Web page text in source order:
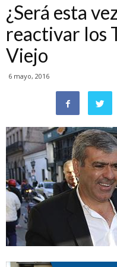
¿Será esta
reactivar los
Viejo
6 mayo, 2016